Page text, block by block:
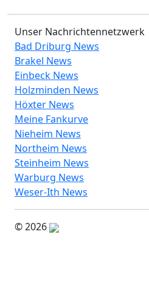
Unser Nachrichtennetzwerk
Bad Driburg News
Brakel News
Einbeck News
Holzminden News
Höxter News
Meine Fankurve
Nieheim News
Northeim News
Steinheim News
Warburg News
Weser-Ith News
© 2026